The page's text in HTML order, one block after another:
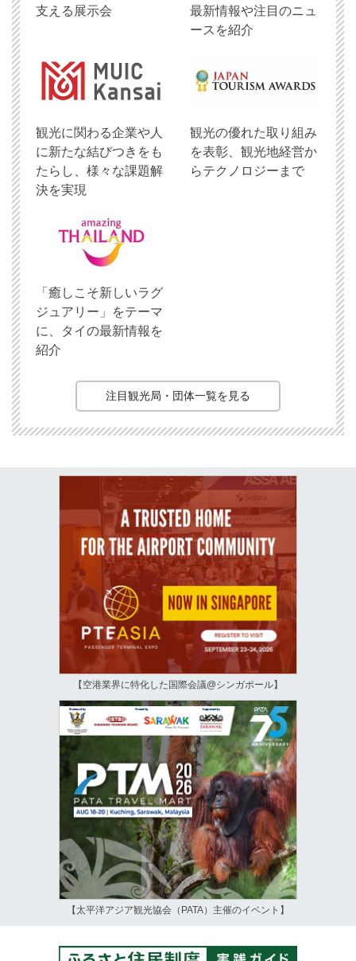
支える展示会
最新情報や注目のニュ
ースを紹介
観光に関わる企業や人
に新たな結びつきをも
たらし、様々な課題解
決を実現
観光の優れた取り組み
を表彰、観光地経営か
らテクノロジーまで
「癒しこそ新しいラグ
ジュアリー」をテーマ
に、タイの最新情報を
紹介
注目観光局・団体一覧を見る
【空港業界に特化した国際会議@シンガポール】
【太平洋アジア観光協会（PATA）主催のイベント】